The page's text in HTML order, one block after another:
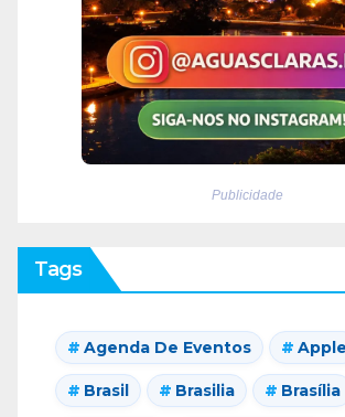
Publicidade
Tags
Agenda De Eventos Apple
Brasil Brasilia Brasília